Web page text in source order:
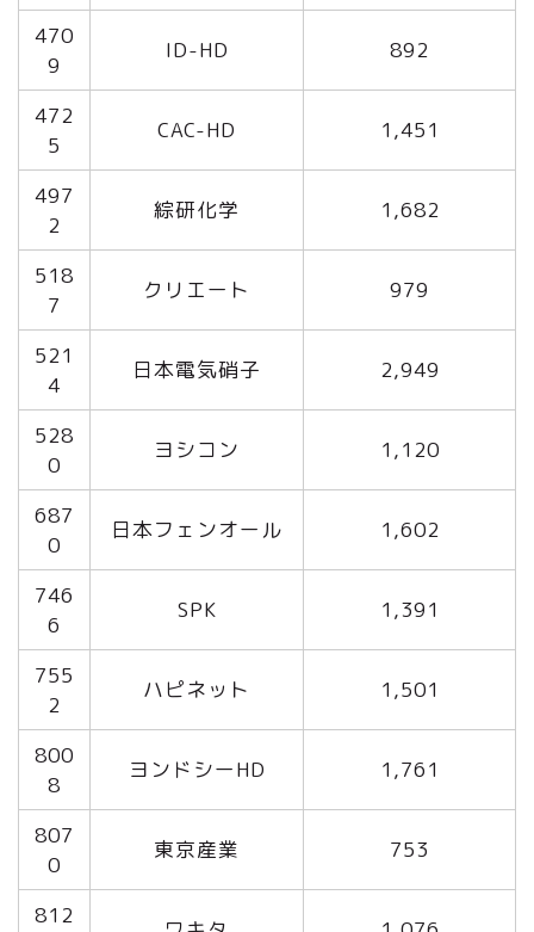
470
9
ID-HD 892
472
5
CAC-HD 1,451
497
2
綜研化学 1,682
518
7
クリエート 979
521
4
日本電気硝子 2,949
528
0
ヨシコン 1,120
687
0
日本フェンオール 1,602
746
6
SPK 1,391
755
2
ハピネット 1,501
800
8
ヨンドシーHD 1,761
807
0
東京産業 753
812